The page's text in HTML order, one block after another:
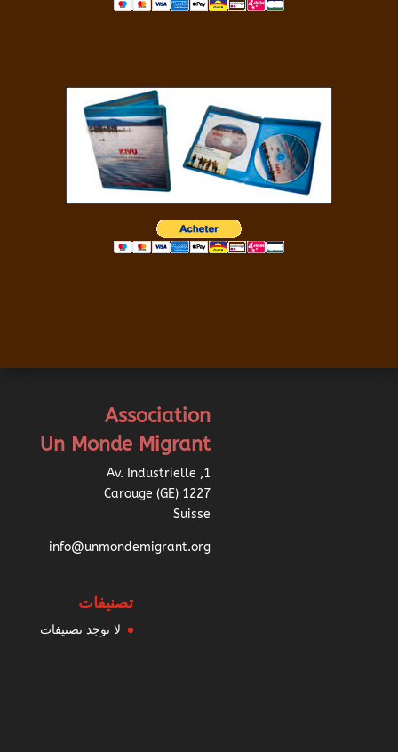
Association
Un Monde Migrant
1, Av. Industrielle
1227 Carouge (GE)
Suisse
info@unmondemigrant.org
تصنيفات
لا توجد تصنيفات